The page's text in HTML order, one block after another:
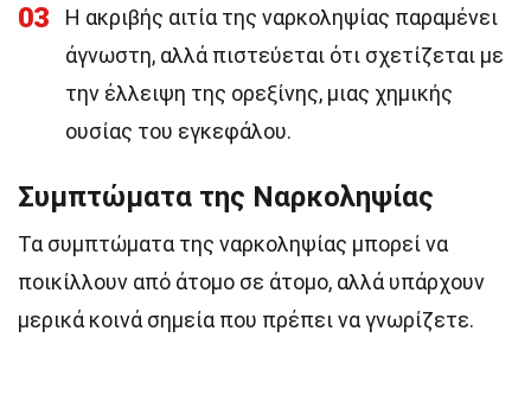
03
Η ακριβής αιτία της ναρκοληψίας παραμένει
άγνωστη, αλλά πιστεύεται ότι σχετίζεται με
την έλλειψη της ορεξίνης, μιας χημικής
ουσίας του εγκεφάλου.
Συμπτώματα της Ναρκοληψίας
Τα συμπτώματα της ναρκοληψίας μπορεί να
ποικίλλουν από άτομο σε άτομο, αλλά υπάρχουν
μερικά κοινά σημεία που πρέπει να γνωρίζετε.